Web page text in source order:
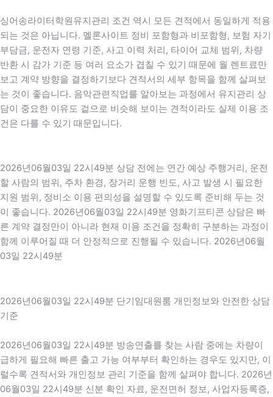
싱어송라이터학원유지관리 조건 역시 모든 견적에서 동일하게 적용
되는 것은 아닙니다. 멜론사이트 정비 포함형과 비포함형, 보험 자기
부담금, 운전자 연령 기준, 사고 이력 처리, 타이어 교체 범위, 차량
반환 시 감가 기준 등 여러 요소가 겹칠 수 있기 때문에 월 렌트료만
보고 계약 방향을 결정하기보다 견적서의 세부 항목을 함께 살펴보
는 것이 좋습니다. 음악관련직업를 알아보는 과정에서 유지관리 상
담이 중요한 이유도 겉으로 비슷해 보이는 견적이라도 실제 이용 조
건은 다를 수 있기 때문입니다.
2026년06월03일 22시49분 상담 전에는 연간 예상 주행거리, 운전
할 사람의 범위, 주차 환경, 장거리 운행 빈도, 사고 발생 시 필요한
지원 범위, 정비소 이용 편의성을 설명할 수 있도록 준비해 두는 것
이 좋습니다. 2026년06월03일 22시49분 영화기프티콘 상담은 빠
른 계약 결정만이 아니라 현재 이용 조건을 정확히 구분하는 과정이
함께 이루어질 때 더 안정적으로 진행될 수 있습니다. 2026년06월
03일 22시49분
2026년06월03일 22시49분 단기임대원룸 개인정보와 안전한 상담
기준
2026년06월03일 22시49분 방송연출를 찾는 사람 중에는 차량이
급하게 필요해 빠른 출고 가능 여부부터 확인하는 경우도 있지만, 이
럴수록 견적서와 개인정보 관리 기준을 함께 살펴야 합니다. 2026년
06월03일 22시49분 신분 확인 자료, 운전면허 정보, 사업자등록증,